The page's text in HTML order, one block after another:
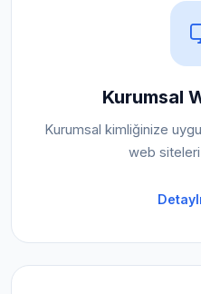
Kurumsal
Kurumsal kimliğinize
web siteleri